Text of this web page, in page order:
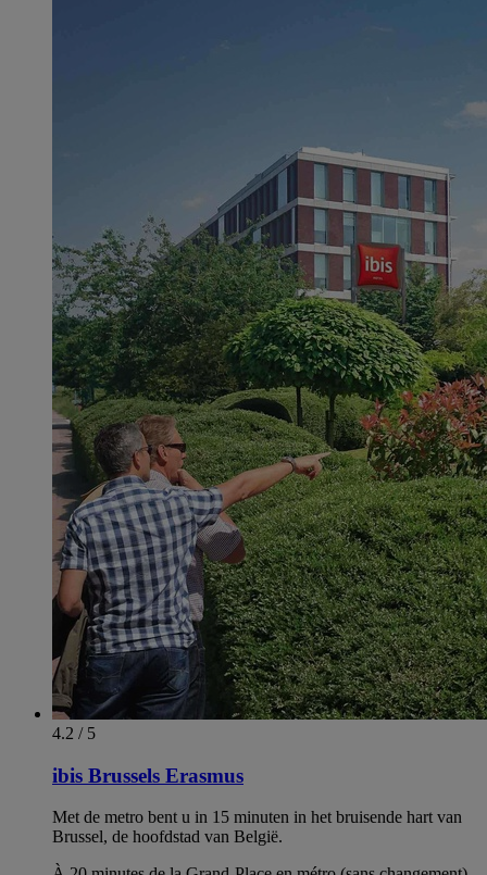
4.2 / 5
ibis Brussels Erasmus
Met de metro bent u in 15 minuten in het bruisende hart van
Brussel, de hoofdstad van België.